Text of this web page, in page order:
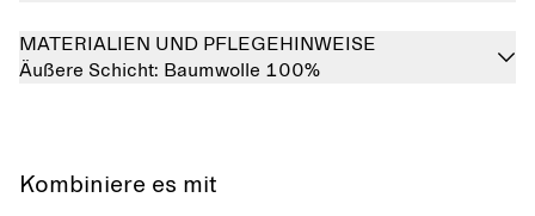
MATERIALIEN UND PFLEGEHINWEISE
Äußere Schicht: Baumwolle 100%
Kombiniere es mit